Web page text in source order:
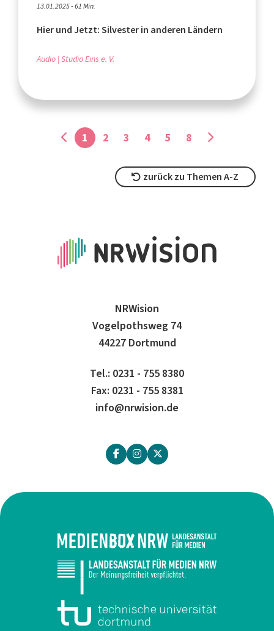
13.01.2025 - 61 Min.
Hier und Jetzt: Silvester in anderen Ländern
Audio Studio Eins e. V.
1 2 3 4 5 8
zurück zu Themen A-Z
NRWision
Vogelpothsweg 74
44227 Dortmund
Tel.: 0231 - 755 8380
Fax: 0231 - 755 8381
info@nrwision.de